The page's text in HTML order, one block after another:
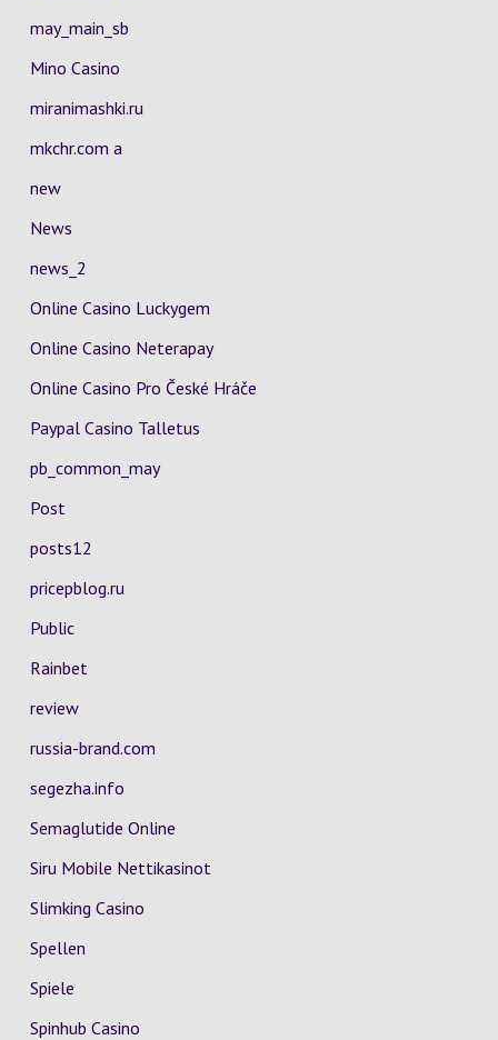
may_main_sb
Mino Casino
miranimashki.ru
mkchr.com a
new
News
news_2
Online Casino Luckygem
Online Casino Neterapay
Online Casino Pro České Hráče
Paypal Casino Talletus
pb_common_may
Post
posts12
pricepblog.ru
Public
Rainbet
review
russia-brand.com
segezha.info
Semaglutide Online
Siru Mobile Nettikasinot
Slimking Casino
Spellen
Spiele
Spinhub Casino